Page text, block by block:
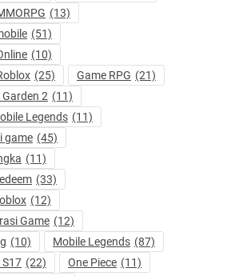
(13)
(51)
(10)
(25) Game RPG (21)
2 (11)
Legends (11)
game (45)
(11)
(33)
(12)
Game (12)
(10) Mobile Legends (87)
S17 (22) One Piece (11)